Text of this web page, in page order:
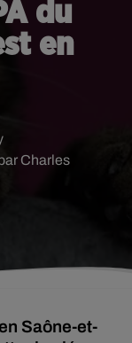
du
en
Charles
Saône-et-